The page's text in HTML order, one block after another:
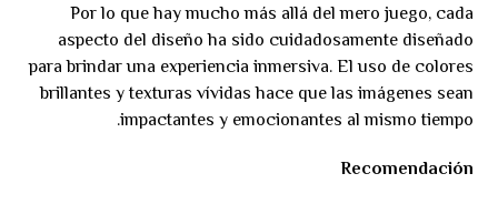
Por lo que hay mucho más allá del mero juego, cada
aspecto del diseño ha sido cuidadosamente diseñado
para brindar una experiencia inmersiva. El uso de colores
brillantes y texturas vívidas hace que las imágenes sean
impactantes y emocionantes al mismo tiempo.
Recomendación